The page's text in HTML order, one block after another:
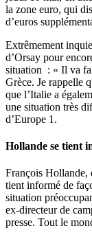
la zone euro, qui
d’euros
Extrêmement
d’Orsay pour
situation : « Il va
Grèce. Je rappelle
que l’Italie a
une situation très
d’Europe 1.
Hollande se tient
François Hollande,
tient informé de
situation
ex-directeur de
presse. Tout le